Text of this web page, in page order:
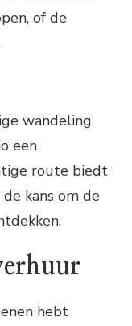
of de
wandeling
een
route biedt
kans om de
hebt